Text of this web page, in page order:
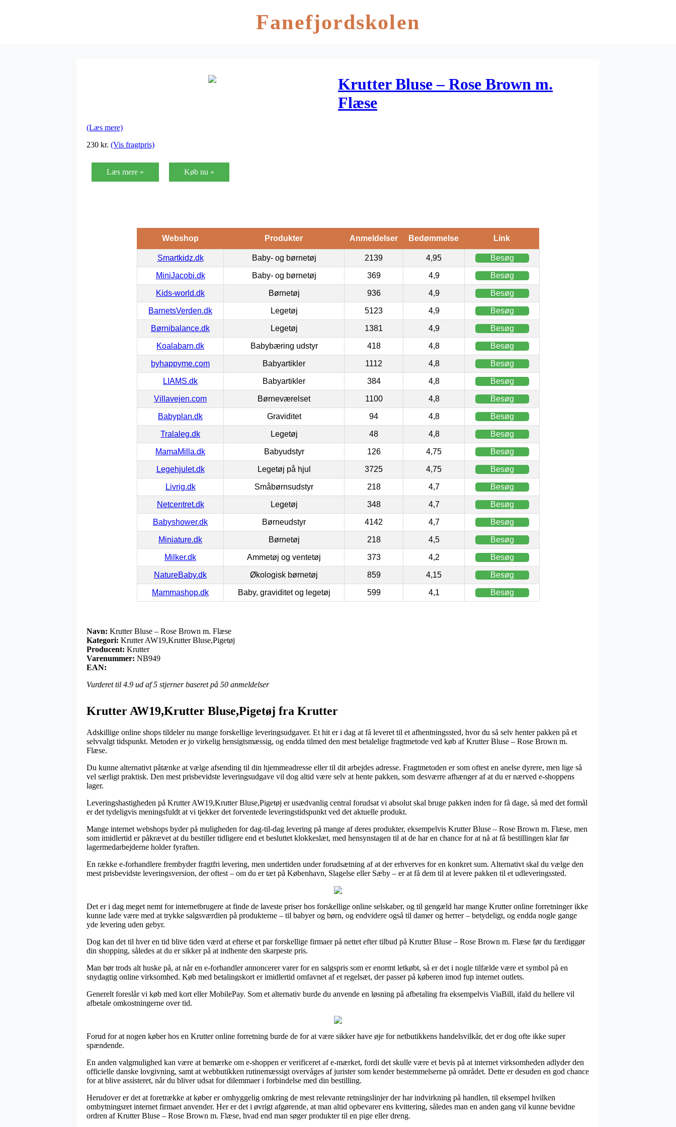
Fanefjordskolen
Krutter Bluse – Rose Brown m.
Flæse
(Læs mere)
230 kr. (Vis fragtpris)
Læs mere » Køb nu »
Webshop Produkter Anmeldelser Bedømmelse Link
Smartkidz.dk Baby- og børnetøj 2139 4,95 Besøg
MiniJacobi.dk Baby- og børnetøj 369 4,9 Besøg
Kids-world.dk Børnetøj 936 4,9 Besøg
BarnetsVerden.dk Legetøj 5123 4,9 Besøg
Børnibalance.dk Legetøj 1381 4,9 Besøg
Koalabarn.dk Babybæring udstyr 418 4,8 Besøg
byhappyme.com Babyartikler 1112 4,8 Besøg
LIAMS.dk Babyartikler 384 4,8 Besøg
Villavejen.com Børneværelset 1100 4,8 Besøg
Babyplan.dk Graviditet 94 4,8 Besøg
Tralaleg.dk Legetøj 48 4,8 Besøg
MamaMilla.dk Babyudstyr 126 4,75 Besøg
Legehjulet.dk Legetøj på hjul 3725 4,75 Besøg
Livrig.dk Småbørnsudstyr 218 4,7 Besøg
Netcentret.dk Legetøj 348 4,7 Besøg
Babyshower.dk Børneudstyr 4142 4,7 Besøg
Miniature.dk Børnetøj 218 4,5 Besøg
Milker.dk Ammetøj og ventetøj 373 4,2 Besøg
NatureBaby.dk Økologisk børnetøj 859 4,15 Besøg
Mammashop.dk Baby, graviditet og legetøj 599 4,1 Besøg
Navn: Krutter Bluse – Rose Brown m. Flæse
Kategori: Krutter AW19,Krutter Bluse,Pigetøj
Producent: Krutter
Varenummer: NB949
EAN:
Vurderet til 4.9 ud af 5 stjerner baseret på 50 anmeldelser
Krutter AW19,Krutter Bluse,Pigetøj fra Krutter
Adskillige online shops tildeler nu mange forskellige leveringsudgaver. Et hit er i dag at få leveret til et afhentningssted, hvor du så selv henter pakken på et
selvvalgt tidspunkt. Metoden er jo virkelig hensigtsmæssig, og endda tilmed den mest betalelige fragtmetode ved køb af Krutter Bluse – Rose Brown m.
Flæse.
Du kunne alternativt påtænke at vælge afsending til din hjemmeadresse eller til dit arbejdes adresse. Fragtmetoden er som oftest en anelse dyrere, men lige så
vel særligt praktisk. Den mest prisbevidste leveringsudgave vil dog altid være selv at hente pakken, som desværre afhænger af at du er nærved e-shoppens
lager.
Leveringshastigheden på Krutter AW19,Krutter Bluse,Pigetøj er usædvanlig central forudsat vi absolut skal bruge pakken inden for få dage, så med det formål
er det tydeligvis meningsfuldt at vi tjekker det forventede leveringstidspunkt ved det aktuelle produkt.
Mange internet webshops byder på muligheden for dag-til-dag levering på mange af deres produkter, eksempelvis Krutter Bluse – Rose Brown m. Flæse, men
som imidlertid er påkrævet at du bestiller tidligere end et besluttet klokkeslæt, med hensynstagen til at de har en chance for at nå at få bestillingen klar før
lagermedarbejderne holder fyraften.
En række e-forhandlere frembyder fragtfri levering, men undertiden under forudsætning af at der erhverves for en konkret sum. Alternativt skal du vælge den
mest prisbevidste leveringsversion, der oftest – om du er tæt på København, Slagelse eller Sæby – er at få dem til at levere pakken til et udleveringssted.
Det er i dag meget nemt for internetbrugere at finde de laveste priser hos forskellige online selskaber, og til gengæld har mange Krutter online forretninger ikke
kunne lade være med at trykke salgsværdien på produkterne – til babyer og børn, og endvidere også til damer og herrer – betydeligt, og endda nogle gange
yde levering uden gebyr.
Dog kan det til hver en tid blive tiden værd at efterse et par forskellige firmaer på nettet efter tilbud på Krutter Bluse – Rose Brown m. Flæse før du færdiggør
din shopping, således at du er sikker på at indhente den skarpeste pris.
Man bør trods alt huske på, at når en e-forhandler annoncerer varer for en salgspris som er enormt letkøbt, så er det i nogle tilfælde være et symbol på en
snydagtig online virksomhed. Køb med betalingskort er imidlertid omfavnet af et regelsæt, der passer på køberen imod fup internet outlets.
Generelt foreslår vi køb med kort eller MobilePay. Som et alternativ burde du anvende en løsning på afbetaling fra eksempelvis ViaBill, ifald du hellere vil
afbetale omkostningerne over tid.
Forud for at nogen køber hos en Krutter online forretning burde de for at være sikker have øje for netbutikkens handelsvilkår, det er dog ofte ikke super
spændende.
En anden valgmulighed kan være at bemærke om e-shoppen er verificeret af e-mærket, fordi det skulle være et bevis på at internet virksomheden adlyder den
officielle danske lovgivning, samt at webbutikken rutinemæssigt overvåges af jurister som kender bestemmelserne på området. Dette er desuden en god chance
for at blive assisteret, når du bliver udsat for dilemmaer i forbindelse med din bestilling.
Herudover er det at foretrække at køber er omhyggelig omkring de mest relevante retningslinjer der har indvirkning på handlen, til eksempel hvilken
ombytningsret internet firmaet anvender. Her er det i øvrigt afgørende, at man altid opbevarer ens kvittering, således man en anden gang vil kunne bevidne
ordren af Krutter Bluse – Rose Brown m. Flæse, hvad end man søger produkter til en pige eller dreng.